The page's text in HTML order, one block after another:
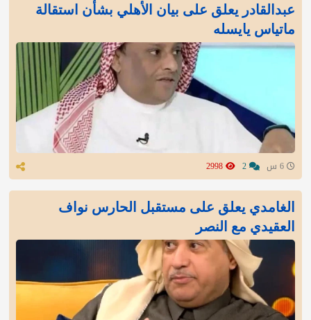
عبدالقادر يعلق على بيان الأهلي بشأن استقالة
ماتياس يايسله
الغامدي يعلق على مستقبل الحارس نواف
العقيدي مع النصر